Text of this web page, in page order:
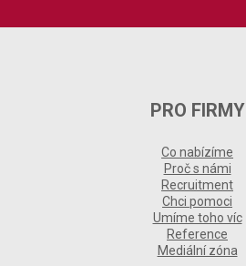
PRO FIRMY
Co nabízíme
Proč s námi
Recruitment
Chci pomoci
Umíme toho víc
Reference
Mediální zóna